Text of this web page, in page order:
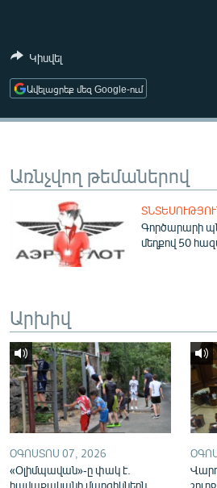
ՄԵԿՆԱԲԱՆՈՒԹՅՈՒՆ
ԱՐԽԻՎ
ՏԵՍԱՆՅՈՒԹԵՐ
ԲԱՆԱՎԵՃ
Հայերեն
English
Русский
ՀԵՏԵՎԵՔ ՄԵԶ
Կիսվել
Ավելացրեք մեզ Google-ում
Առնչվող թեմաներով
Գործարարի
մեղքով 50
Արխիվ
ՕԳՈՍՏՈՍ 07, 2026
«Օլիմպավան»-ը փակ է.
հավաքականի մարզիկներն